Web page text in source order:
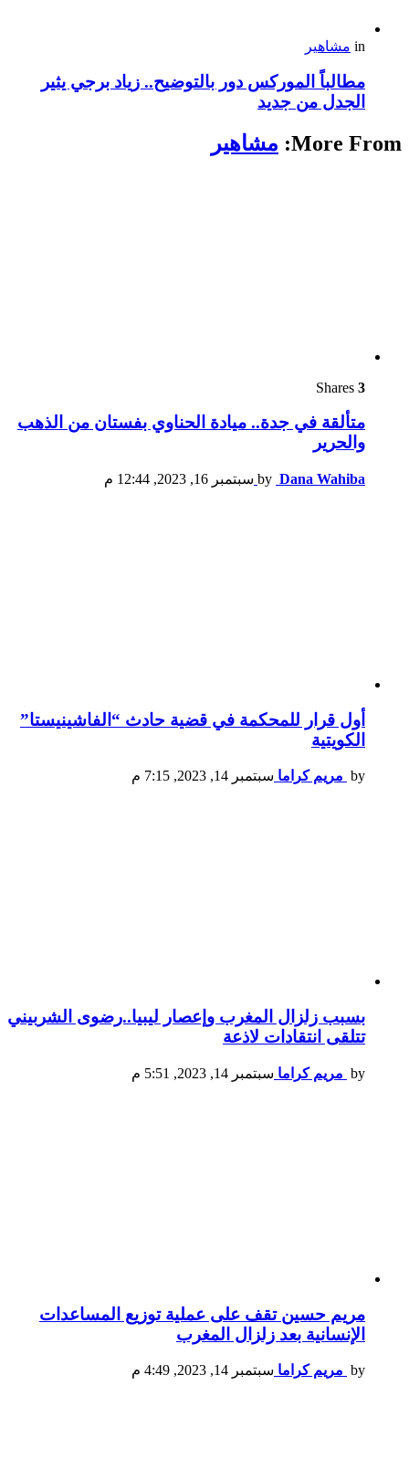
in مشاهير
مطالباً الموركس دور بالتوضيح.. زياد برجي يثير
الجدل من جديد
More From: مشاهير
3
متألقة في جدة.. ميادة الحناوي بفستان من الذهب
والحرير
by Dana Wahiba سبتمبر 16, 2023, 12:44 م
أول قرار للمحكمة في قضية حادث “الفاشينيستا”
الكويتية
by مريم كراما سبتمبر 14, 2023, 7:15 م
بسبب زلزال المغرب وإعصار ليبيا..رضوى الشربيني
تتلقى انتقادات لاذعة
by مريم كراما سبتمبر 14, 2023, 5:51 م
مريم حسين تقف على عملية توزيع المساعدات
الإنسانية بعد زلزال المغرب
by مريم كراما سبتمبر 14, 2023, 4:49 م